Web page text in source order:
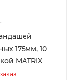
175мм, 10
MATRIX